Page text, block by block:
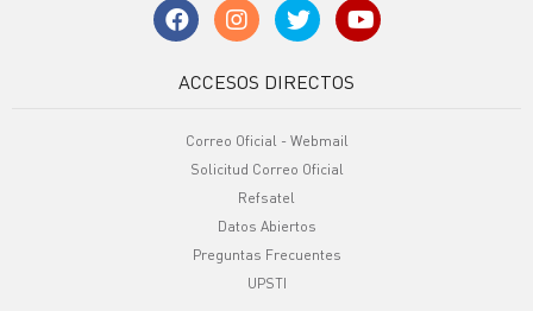
ACCESOS DIRECTOS
Correo Oficial - Webmail
Solicitud Correo Oficial
Refsatel
Datos Abiertos
Preguntas Frecuentes
UPSTI